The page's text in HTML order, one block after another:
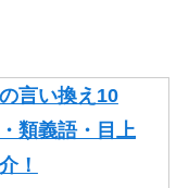
言い換え10
類義語・目上
！